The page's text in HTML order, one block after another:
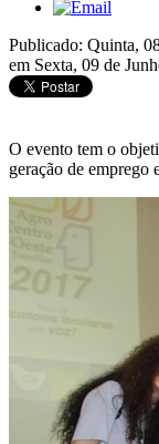
Publicado: Quinta,
em Sexta, 09 de
O evento tem o
geração de emprego